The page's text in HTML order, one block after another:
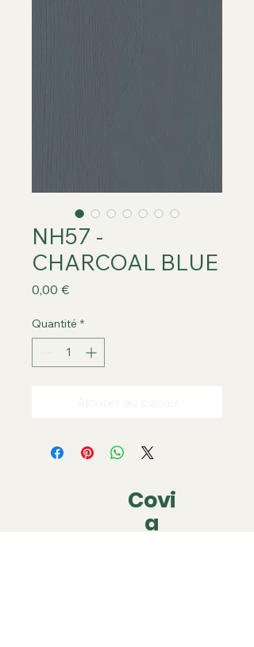
NH57 -
CHARCOAL BLUE
0,00 €Prix
Quantité *
Covi
a